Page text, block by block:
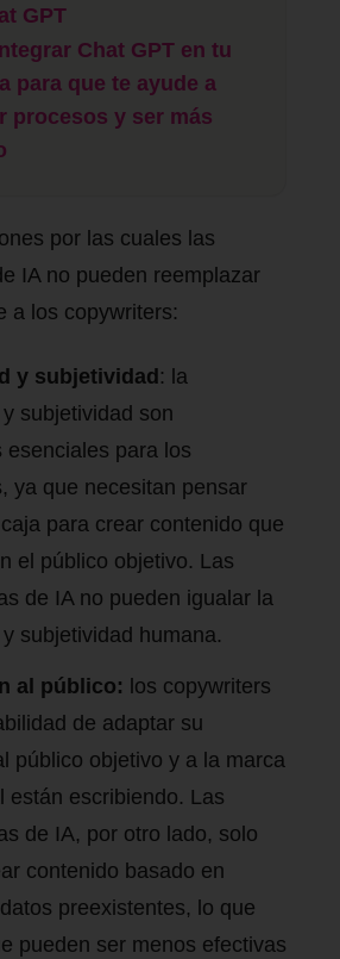
GPT
Chat GPT en tu
para que te ayude a
procesos y ser más
por las cuales las
IA no pueden reemplazar
a los copywriters:
y subjetividad: la
subjetividad son
esenciales para los
ya que necesitan pensar
para crear contenido que
el público objetivo. Las
de IA no pueden igualar la
subjetividad humana.
al público: los copywriters
de adaptar su
público objetivo y a la marca
están escribiendo. Las
de IA, por otro lado, solo
contenido basado en
preexistentes, lo que
pueden ser menos efectivas